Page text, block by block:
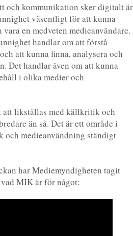
och kommunikation sker digitalt är
väsentligt för att kunna
en medveten medieanvändare.
handlar om att förstå
att kunna finna, analysera och
Det handlar även om att kunna
i olika medier och
att likställas med källkritik och
än så. Det är ett område i
medieanvändning ständigt
har Mediemyndigheten tagit
MIK är för något: